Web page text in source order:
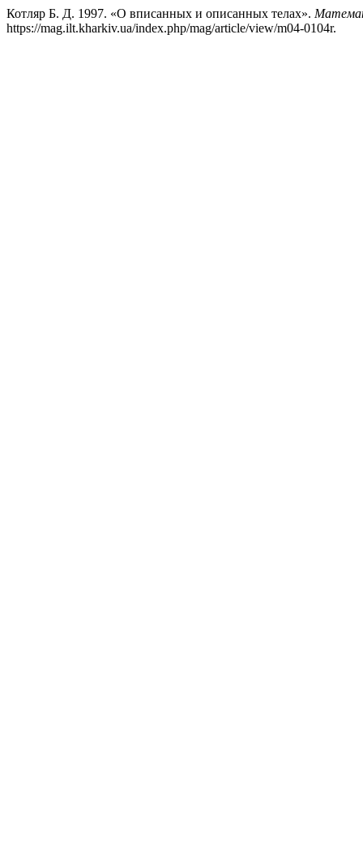
Котляp Б. Д. 1997. «О вписанных и описанных телах».
https://mag.ilt.kharkiv.ua/index.php/mag/article/view/m04-0104r.